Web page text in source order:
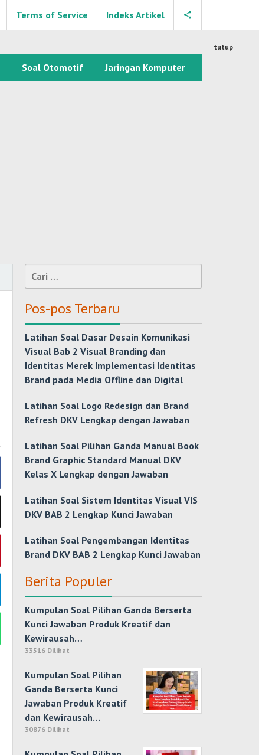
Terms of Service Indeks Artikel
Soal Otomotif Jaringan Komputer
tutup
Cari
untuk:
Pos-pos Terbaru
Latihan Soal Dasar Desain Komunikasi
Visual Bab 2 Visual Branding dan
Identitas Merek Implementasi Identitas
Brand pada Media Offline dan Digital
Latihan Soal Logo Redesign dan Brand
Refresh DKV Lengkap dengan Jawaban
Latihan Soal Pilihan Ganda Manual Book
Brand Graphic Standard Manual DKV
Kelas X Lengkap dengan Jawaban
Latihan Soal Sistem Identitas Visual VIS
DKV BAB 2 Lengkap Kunci Jawaban
Latihan Soal Pengembangan Identitas
Brand DKV BAB 2 Lengkap Kunci Jawaban
Berita Populer
Kumpulan Soal Pilihan Ganda Berserta
Kunci Jawaban Produk Kreatif dan
Kewirausah…
33516 Dilihat
Kumpulan Soal Pilihan
Ganda Berserta Kunci
Jawaban Produk Kreatif
dan Kewirausah…
30876 Dilihat